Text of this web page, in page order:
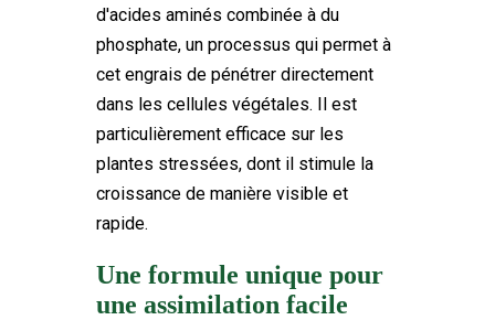
d'acides aminés combinée à du
phosphate, un processus qui permet à
cet engrais de pénétrer directement
dans les cellules végétales. Il est
particulièrement efficace sur les
plantes stressées, dont il stimule la
croissance de manière visible et
rapide.
Une formule unique pour
une assimilation facile